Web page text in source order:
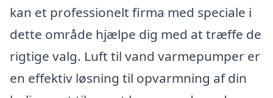
kan et professionelt firma med speciale i
dette område hjælpe dig med at træffe de
rigtige valg. Luft til vand varmepumper er
en effektiv løsning til opvarmning af din